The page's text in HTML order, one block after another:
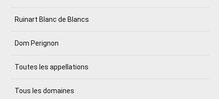
Ruinart Blanc de Blancs
Dom Perignon
Toutes les appellations
Tous les domaines